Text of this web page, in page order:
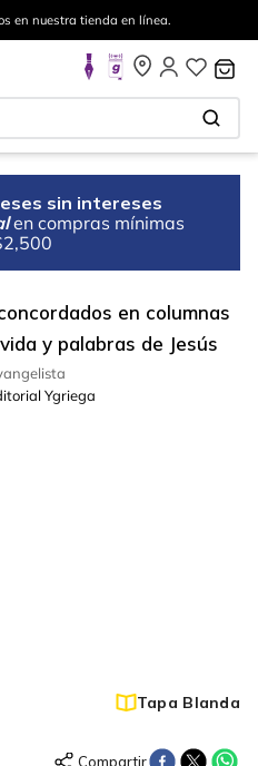
en nuestra tienda en línea.
sin intereses
en compras mínimas
en columnas
y palabras de Jesús
Ygriega
Tapa Blanda